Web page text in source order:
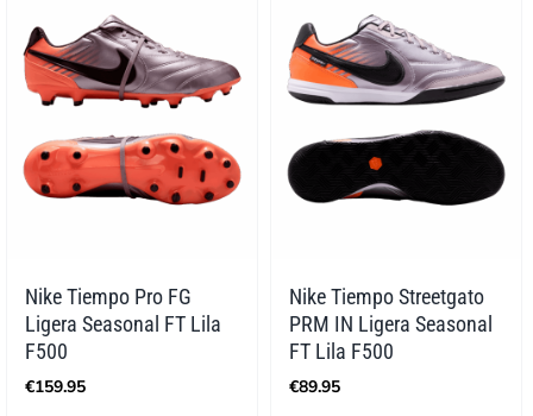
Nike Tiempo Pro FG
Ligera Seasonal FT Lila
F500
€159.95
Nike Tiempo Streetgato
PRM IN Ligera Seasonal
FT Lila F500
€89.95